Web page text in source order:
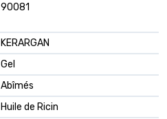
90081
KERARGAN
Gel
Abîmés
Huile de Ricin